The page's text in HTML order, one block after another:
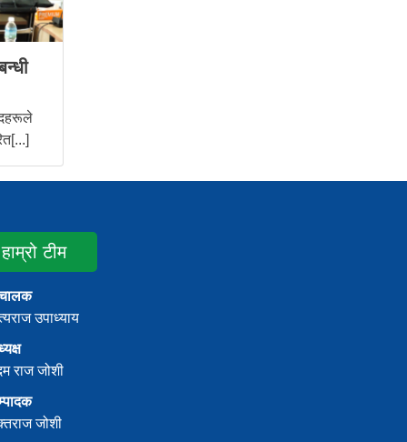
हाम्रो टीम
उपाध्याय
राज जोशी
जोशी